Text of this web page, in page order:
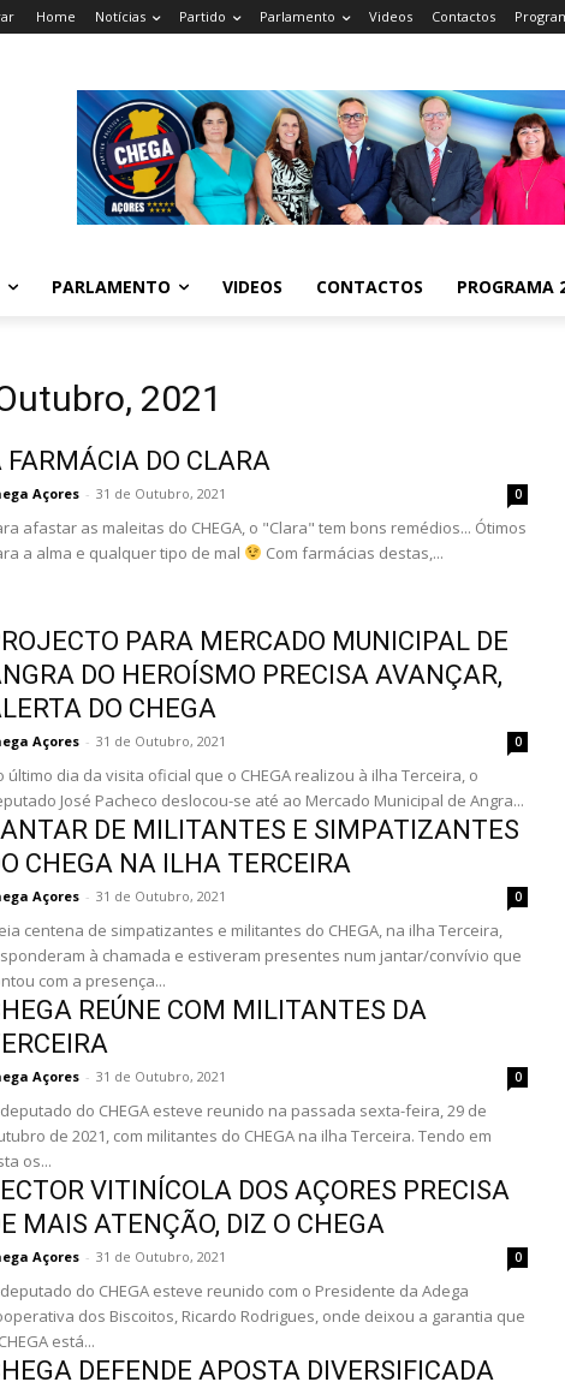
Home Notícias Partido Parlamento Videos Contactos
PARLAMENTO VIDEOS CONTACTOS PROGRAMA
2021
FARMÁCIA DO CLARA
Açores - 31 de Outubro, 2021 0
afastar as maleitas do CHEGA, o "Clara" tem bons remédios... Ótimos
a alma e qualquer tipo de mal
Com farmácias destas,...
PARA MERCADO MUNICIPAL DE
DO HEROÍSMO PRECISA AVANÇAR,
DO CHEGA
Açores - 31 de Outubro, 2021 0
último dia da visita oficial que o CHEGA realizou à ilha Terceira, o
José Pacheco deslocou-se até ao Mercado Municipal de Angra...
DE MILITANTES E SIMPATIZANTES
CHEGA NA ILHA TERCEIRA
Açores - 31 de Outubro, 2021 0
centena de simpatizantes e militantes do CHEGA, na ilha Terceira,
à chamada e estiveram presentes num jantar/convívio que
com a presença...
REÚNE COM MILITANTES DA
Açores - 31 de Outubro, 2021 0
do CHEGA esteve reunido na passada sexta-feira, 29 de
de 2021, com militantes do CHEGA na ilha Terceira. Tendo em
os...
VITINÍCOLA DOS AÇORES PRECISA
MAIS ATENÇÃO, DIZ O CHEGA
Açores - 31 de Outubro, 2021 0
do CHEGA esteve reunido com o Presidente da Adega
dos Biscoitos, Ricardo Rodrigues, onde deixou a garantia que
está...
DEFENDE APOSTA DIVERSIFICADA